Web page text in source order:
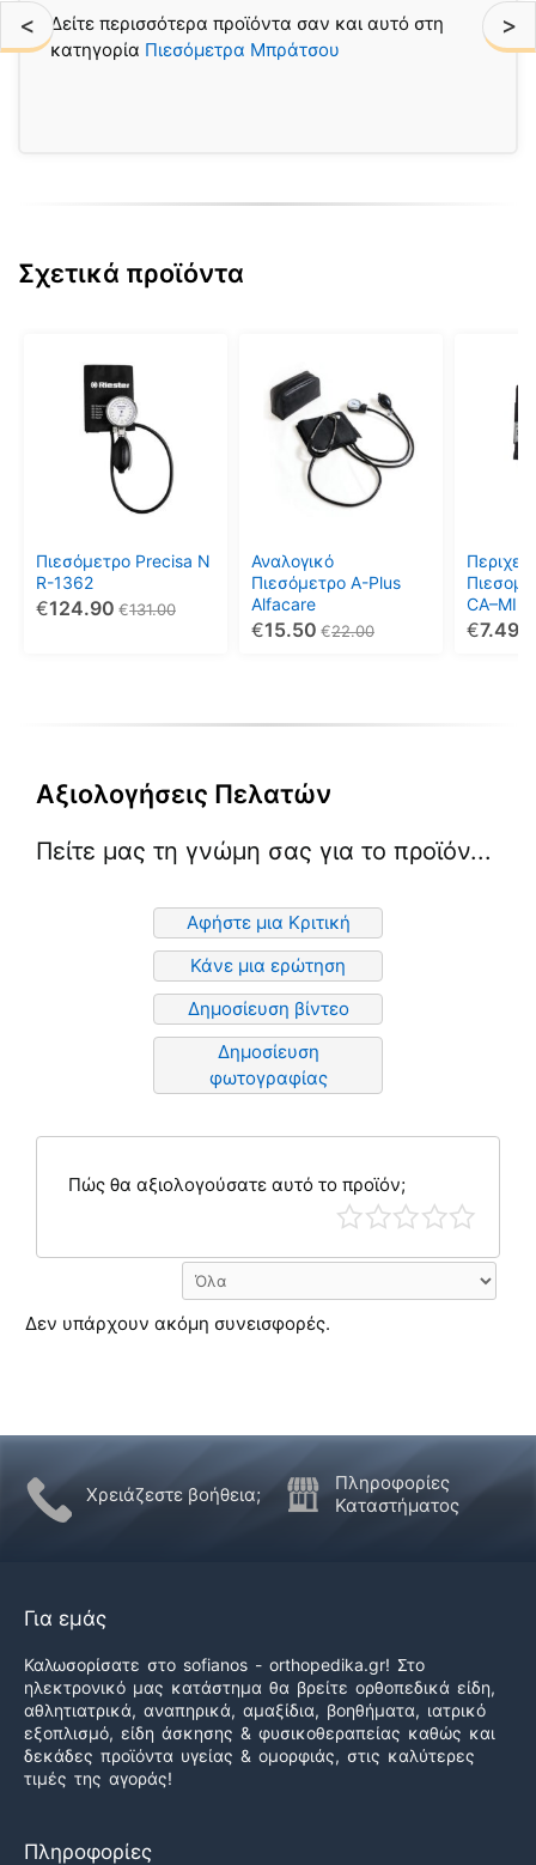
< >
Δείτε περισσότερα προϊόντα σαν και αυτό στη
κατηγορία Πιεσόμετρα Μπράτσου
Σχετικά προϊόντα
Πιεσόμετρο Precisa N
R-1362
131.00
€
124.90
€
Αναλογικό
Πιεσόμετρο A-Plus
Alfacare
22.00
€
15.50
€
CA–MI
7.49
€
Αξιολογήσεις Πελατών
Πείτε μας τη γνώμη σας για το προϊόν...
Αφήστε μια Κριτική
Κάνε μια ερώτηση
Δημοσίευση βίντεο
Δημοσίευση
φωτογραφίας
Πώς θα αξιολογούσατε αυτό το προϊόν;
Δεν υπάρχουν ακόμη συνεισφορές.
Χρειάζεστε βοήθεια;
Πληροφορίες
Καταστήματος
Για εμάς
Καλωσορίσατε στο sofianos - orthopedika.gr! Στο
ηλεκτρονικό μας κατάστημα θα βρείτε ορθοπεδικά είδη,
αθλητιατρικά, αναπηρικά, αμαξίδια, βοηθήματα, ιατρικό
εξοπλισμό, είδη άσκησης & φυσικοθεραπείας καθώς και
δεκάδες προϊόντα υγείας & ομορφιάς, στις καλύτερες
τιμές της αγοράς!
Πληροφορίες